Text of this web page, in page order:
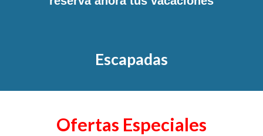
Escapadas
Ofertas Especiales